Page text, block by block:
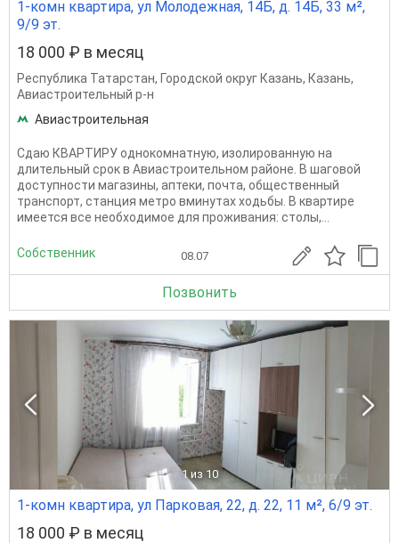
1-комн квартира, ул Молодежная, 14Б, д. 14Б, 33 м²,
9/9 эт.
18 000 ₽ в месяц
Республика Татарстан, Городской округ Казань, Казань,
Авиастроительный р-н
Авиастроительная
Сдаю КВАРТИРУ однокомнатную, изолированную на
длительный срок в Авиастроительном районе. В шаговой
доступности магазины, аптеки, почта, общественный
транспорт, станция метро вминутах ходьбы. В квартире
имеется все необходимое для проживания: столы,...
Собственник 08.07
Позвонить
1 из 10
1-комн квартира, ул Парковая, 22, д. 22, 11 м², 6/9 эт.
18 000 ₽ в месяц